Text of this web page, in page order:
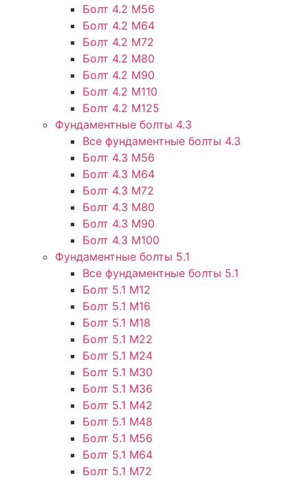
Болт 4.2 М56
Болт 4.2 М64
Болт 4.2 М72
Болт 4.2 М80
Болт 4.2 М90
Болт 4.2 М110
Болт 4.2 М125
Фундаментные болты 4.3
Все фундаментные болты 4.3
Болт 4.3 М56
Болт 4.3 М64
Болт 4.3 М72
Болт 4.3 М80
Болт 4.3 М90
Болт 4.3 М100
Фундаментные болты 5.1
Все фундаментные болты 5.1
Болт 5.1 М12
Болт 5.1 М16
Болт 5.1 М18
Болт 5.1 М22
Болт 5.1 М24
Болт 5.1 М30
Болт 5.1 М36
Болт 5.1 М42
Болт 5.1 М48
Болт 5.1 М56
Болт 5.1 М64
Болт 5.1 М72